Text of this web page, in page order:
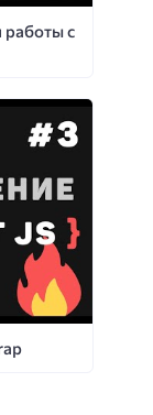
работы с